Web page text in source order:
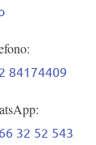
84174409
32 52 543